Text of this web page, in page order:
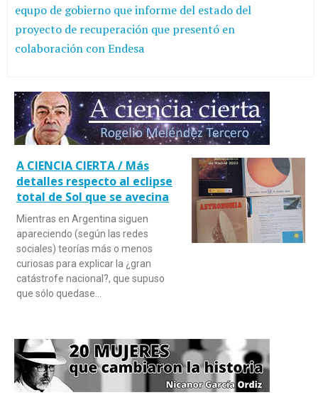
equpo de gobierno que informe del estado del
proyecto de recuperación que presentó en
colaboración con Endesa
A CIENCIA CIERTA / Más
detalles respecto al eclipse
total de Sol que se avecina
Mientras en Argentina siguen
apareciendo (según las redes
sociales) teorías más o menos
curiosas para explicar la ¿gran
catástrofe nacional?, que supuso
que sólo quedase…